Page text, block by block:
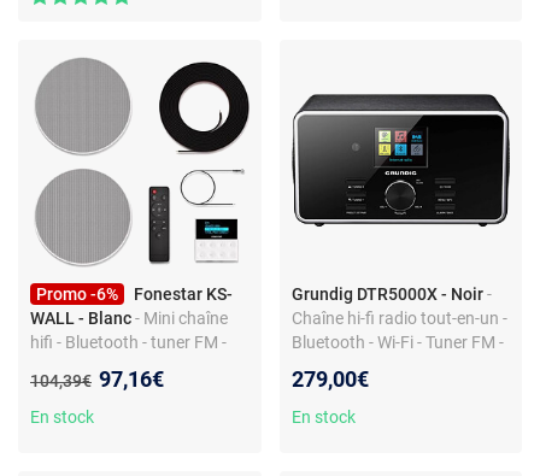
Promo -6%
Fonestar KS-
WALL - Blanc- Mini chaîne
hifi - Bluetooth - tuner FM -
télécommande
Ancien prix :
104,39€ Nouveau prix :
97,16€
En stock
Grundig DTR5000X - Noir -
Chaîne hi-fi radio tout-en-un -
Bluetooth - Wi-Fi - Tuner FM -
279,00€
En stock